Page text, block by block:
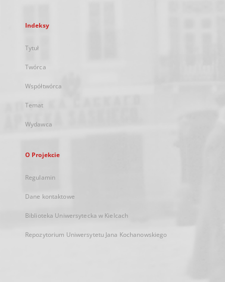
Indeksy
Tytuł
Twórca
Współtwórca
Temat
Wydawca
O Projekcie
Regulamin
Dane kontaktowe
Biblioteka Uniwersytecka w Kielcach
Repozytorium Uniwersytetu Jana Kochanowskiego